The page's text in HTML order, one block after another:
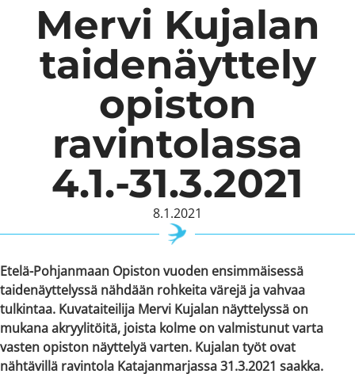
Mervi Kujalan
taidenäyttely
opiston
ravintolassa
4.1.-31.3.2021
8.1.2021
Etelä-Pohjanmaan Opiston vuoden ensimmäisessä
taidenäyttelyssä nähdään rohkeita värejä ja vahvaa
tulkintaa. Kuvataiteilija Mervi Kujalan näyttelyssä on
mukana akryylitöitä, joista kolme on valmistunut varta
vasten opiston näyttelyä varten. Kujalan työt ovat
nähtävillä ravintola Katajanmarjassa 31.3.2021 saakka.